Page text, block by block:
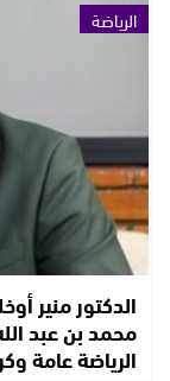
الرياضة
الدكتور منير
محمد بن عبد
الرياضة عامة